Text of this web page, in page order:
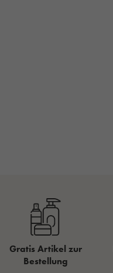
Gratis Artikel zur
Bestellung